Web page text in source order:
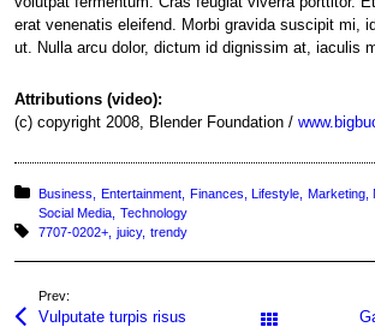
erat venenatis eleifend. Morbi gravida suscipit mi,
ut. Nulla arcu dolor, dictum id dignissim at, iaculis
Attributions (video):
(c) copyright 2008, Blender Foundation /
Posted in:
Business Entertainment Finances Lifestyle Marketing
Social Media Technology
Tagged with:
7707-0202+ juicy trendy
Prev:
Vulputate turpis risus